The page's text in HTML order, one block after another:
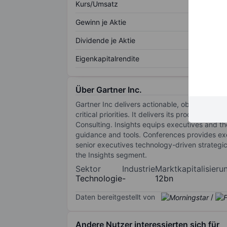
Kurs/Umsatz
Gewinn je Aktie
Dividende je Aktie
Eigenkapitalrendite
Über Gartner Inc.
Gartner Inc delivers actionable, objective
critical priorities. It delivers its products and
Consulting. Insights equips executives and
guidance and tools. Conferences provides
senior executives technology-driven
the Insights segment.
Sektor
Technologie
Industrie
-
12bn
Daten bereitgestellt von /
Andere Nutzer interessierten sich für